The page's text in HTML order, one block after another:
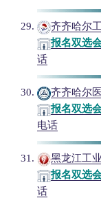
齐齐哈尔
报名双选
话
齐齐哈尔
报名双选
电话
黑龙江工
报名双选
话